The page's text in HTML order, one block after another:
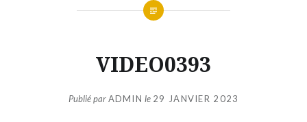
VIDEO0393
Publié parADMIN le 29 JANVIER 2023